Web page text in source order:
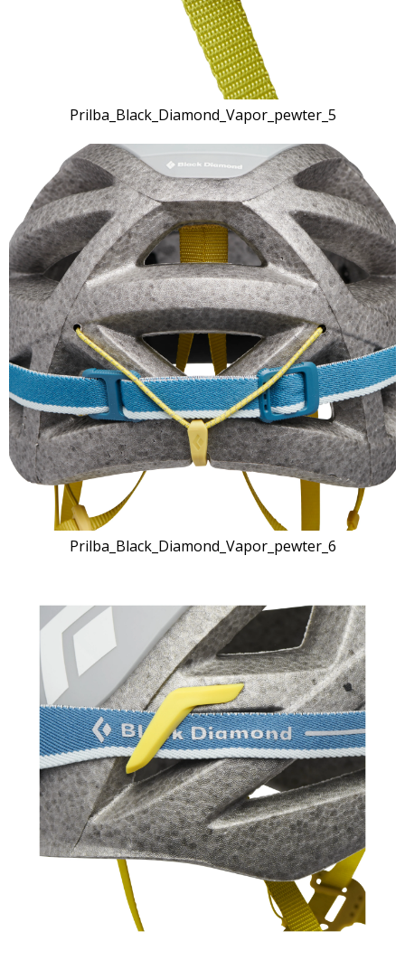
Prilba_Black_Diamond_Vapor_pewter_5
Prilba_Black_Diamond_Vapor_pewter_6